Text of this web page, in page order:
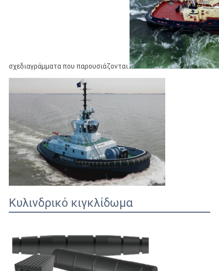
σχεδιαγράμματα που παρουσιάζονται.
Κυλινδρικό κιγκλίδωμα